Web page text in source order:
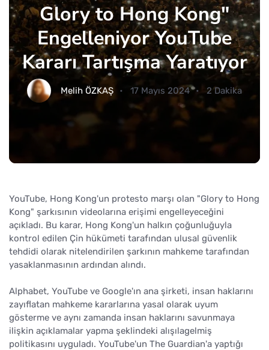
Glory to Hong Kong"
Engelleniyor YouTube
Kararı Tartışma Yaratıyor
Melih ÖZKAŞ 17 Mayıs 2024 2 Dakika
YouTube, Hong Kong'un protesto marşı olan "Glory to Hong
Kong" şarkısının videolarına erişimi engelleyeceğini
açıkladı. Bu karar, Hong Kong'un halkın çoğunluğuyla
kontrol edilen Çin hükümeti tarafından ulusal güvenlik
tehdidi olarak nitelendirilen şarkının mahkeme tarafından
yasaklanmasının ardından alındı.
Alphabet, YouTube ve Google'ın ana şirketi, insan haklarını
zayıflatan mahkeme kararlarına yasal olarak uyum
gösterme ve aynı zamanda insan haklarını savunmaya
ilişkin açıklamalar yapma şeklindeki alışılagelmiş
politikasını uyguladı. YouTube'un The Guardian'a yaptığı